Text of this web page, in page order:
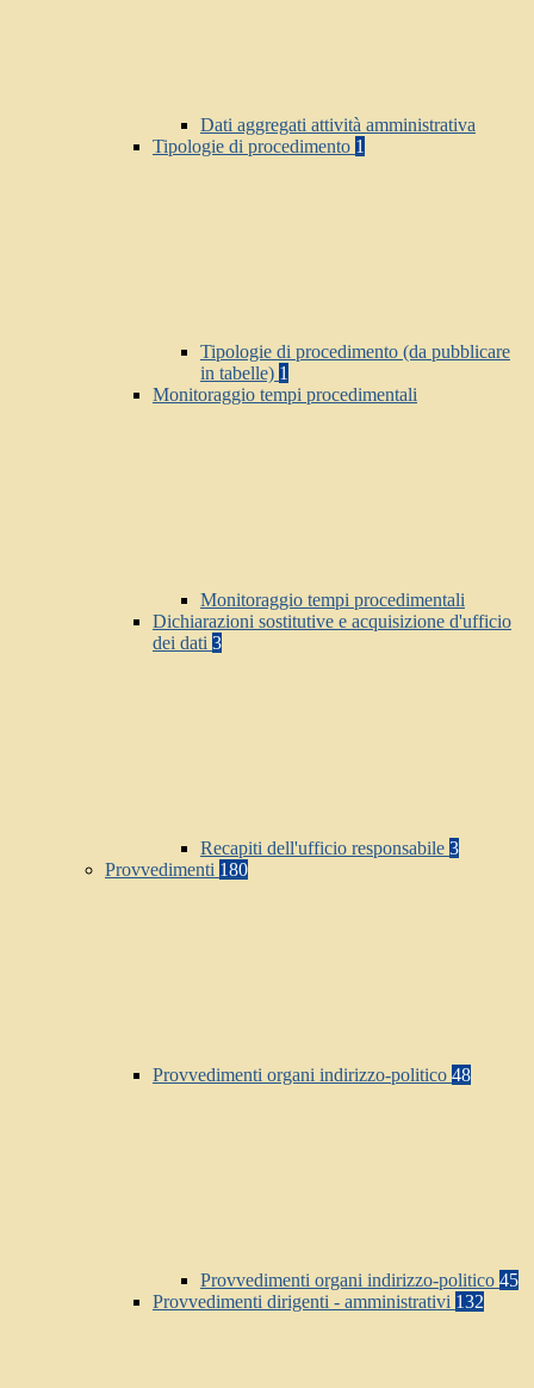
Dati aggregati attività amministrativa
Tipologie di procedimento 1
Tipologie di procedimento (da pubblicare
in tabelle) 1
Monitoraggio tempi procedimentali
Monitoraggio tempi procedimentali
Dichiarazioni sostitutive e acquisizione d'ufficio
dei dati 3
Recapiti dell'ufficio responsabile 3
Provvedimenti 180
Provvedimenti organi indirizzo-politico 48
Provvedimenti organi indirizzo-politico 45
Provvedimenti dirigenti - amministrativi 132